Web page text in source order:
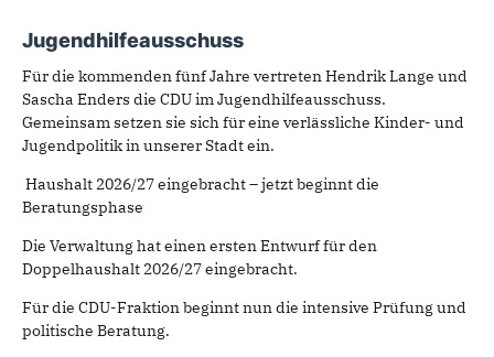
Jugendhilfeausschuss
Für die kommenden fünf Jahre vertreten Hendrik Lange und
Sascha Enders die CDU im Jugendhilfeausschuss.
Gemeinsam setzen sie sich für eine verlässliche Kinder- und
Jugendpolitik in unserer Stadt ein.
Haushalt 2026/27 eingebracht – jetzt beginnt die
Beratungsphase
Die Verwaltung hat einen ersten Entwurf für den
Doppelhaushalt 2026/27 eingebracht.
Für die CDU-Fraktion beginnt nun die intensive Prüfung und
politische Beratung.